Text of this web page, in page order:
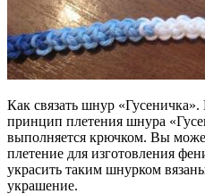
Как связать шнур «Гусеничка».
принцип плетения шнура
выполняется крючком. Вы
плетение для изготовления
украсить таким шнурком
украшение.